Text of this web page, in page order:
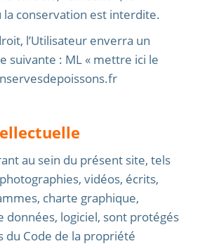
conservation est interdite.
l’Utilisateur enverra un
suivante : ML « mettre ici le
au sein du présent site, tels
vidéos, écrits,
charte graphique,
données, logiciel, sont protégés
du Code de la propriété